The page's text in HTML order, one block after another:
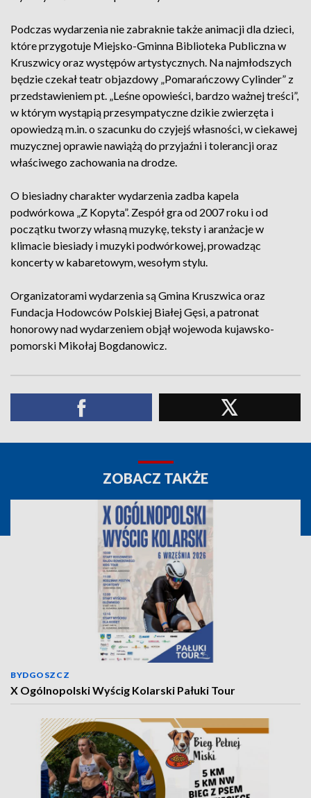
Podczas wydarzenia nie zabraknie także animacji dla dzieci,
które przygotuje Miejsko-Gminna Biblioteka Publiczna w
Kruszwicy oraz występów artystycznych. Na najmłodszych
będzie czekał teatr objazdowy „Pomarańczowy Cylinder” z
przedstawieniem pt. „Leśne opowieści, bardzo ważnej treści”,
w którym wystąpią przesympatyczne dzikie zwierzęta i
opowiedzą m.in. o szacunku do czyjejś własności, w ciekawej
muzycznej oprawie nawiążą do przyjaźni i tolerancji oraz
właściwego zachowania na drodze.
O biesiadny charakter wydarzenia zadba kapela
podwórkowa „Z Kopyta”. Zespół gra od 2007 roku i od
początku tworzy własną muzykę, teksty i aranżacje w
klimacie biesiady i muzyki podwórkowej, prowadząc
koncerty w kabaretowym, wesołym stylu.
Organizatorami wydarzenia są Gmina Kruszwica oraz
Fundacja Hodowców Polskiej Białej Gęsi, a patronat
honorowy nad wydarzeniem objął wojewoda kujawsko-
pomorski Mikołaj Bogdanowicz.
ZOBACZ TAKŻE
BYDGOSZCZ
X Ogólnopolski Wyścig Kolarski Pałuki Tour